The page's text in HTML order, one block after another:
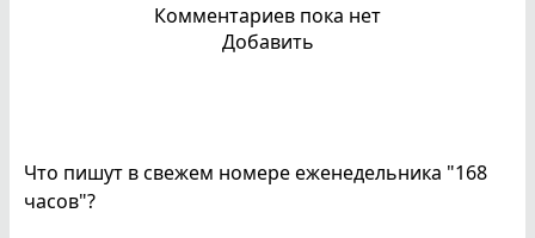
Комментариев пока нет
Добавить
Что пишут в свежем номере еженедельника "168
часов"?